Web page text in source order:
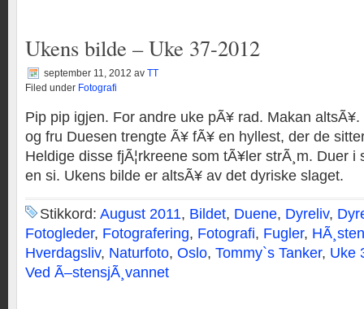
Ukens bilde – Uke 37-2012
september 11, 2012 av TT
Filed under Fotografi
Pip pip igjen. For andre uke pÃ¥ rad. Makan
og fru Duesen trengte Ã¥ fÃ¥ en hyllest, der de
Heldige disse fjÃ¦rkreene som tÃ¥ler strÃ¸m. Duer i
en si. Ukens bilde er altsÃ¥ av det dyriske slaget.
Stikkord: August 2011, Bildet, Duene, Dyreliv,
Fotogleder, Fotografering, Fotografi, Fugler,
Hverdagsliv, Naturfoto, Oslo, Tommy`s Tanker, Uke
Ved Ã–stensjÃ¸vannet